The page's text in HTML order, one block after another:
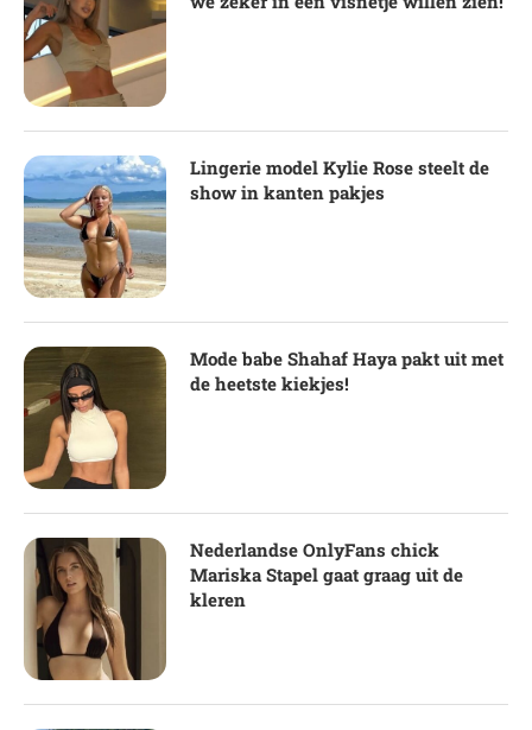
Lingerie model Kylie Rose steelt de
show in kanten pakjes
Mode babe Shahaf Haya pakt uit met
de heetste kiekjes!
Nederlandse OnlyFans chick
Mariska Stapel gaat graag uit de
kleren